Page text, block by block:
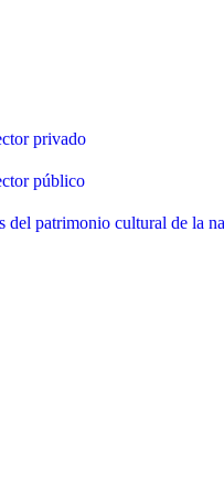
privado
público
del patrimonio cultural de la